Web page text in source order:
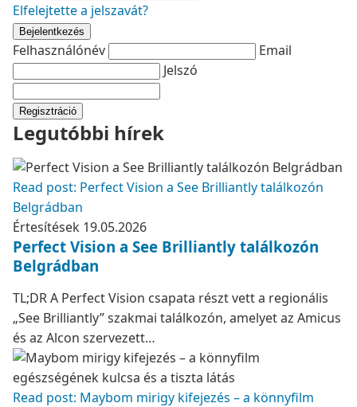
Elfelejtette a jelszavát?
Bejelentkezés
Felhasználónév
Email
Jelszó
Regisztráció
Legutóbbi hírek
Read post: Perfect Vision a See Brilliantly találkozón
Belgrádban
Értesítések 19.05.2026
Perfect Vision a See Brilliantly találkozón
Belgrádban
TL;DR A Perfect Vision csapata részt vett a regionális
„See Brilliantly” szakmai találkozón, amelyet az Amicus
és az Alcon szervezett…
Read post: Maybom mirigy kifejezés – a könnyfilm